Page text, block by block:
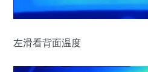
左滑看背面温度